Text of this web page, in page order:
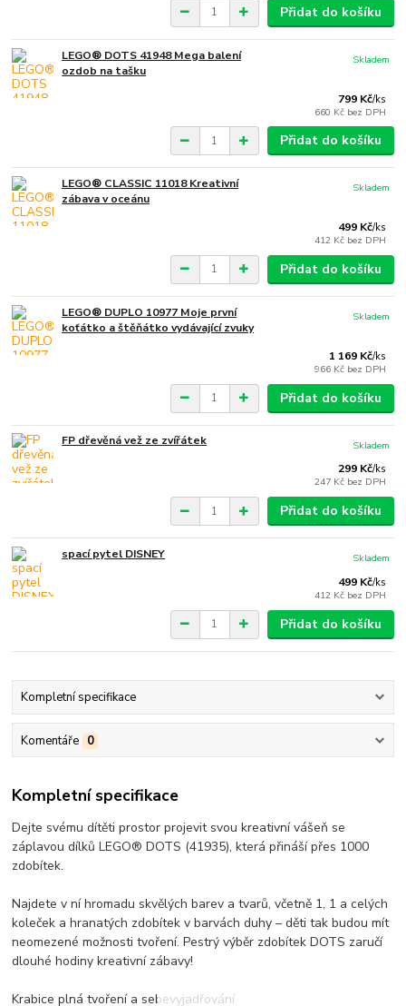
Přidat do košíku
LEGO® DOTS 41948 Mega balení
ozdob na tašku
799 Kč/ks
660 Kč bez DPH
Skladem
Přidat do košíku
LEGO® CLASSIC 11018 Kreativní
zábava v oceánu
499 Kč/ks
412 Kč bez DPH
Skladem
Přidat do košíku
LEGO® DUPLO 10977 Moje první
koťátko a štěňátko vydávající zvuky
1 169 Kč/ks
966 Kč bez DPH
Skladem
Přidat do košíku
FP dřevěná vež ze zvířátek
299 Kč/ks
247 Kč bez DPH
Skladem
Přidat do košíku
spací pytel DISNEY
499 Kč/ks
412 Kč bez DPH
Skladem
Přidat do košíku
Kompletní specifikace
Komentáře 0
Kompletní specifikace
Dejte svému dítěti prostor projevit svou kreativní vášeň se
záplavou dílků LEGO® DOTS (41935), která přináší přes 1000
zdobítek.
Najdete v ní hromadu skvělých barev a tvarů, včetně 1, 1 a celých
koleček a hranatých zdobítek v barvách duhy – děti tak budou mít
neomezené možnosti tvoření. Pestrý výběr zdobítek DOTS zaručí
dlouhé hodiny kreativní zábavy!
Krabice plná tvoření a sebevyjadřování